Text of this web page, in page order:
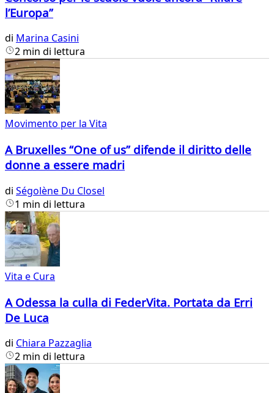
l’Europa”
di Marina Casini
2 min di lettura
Movimento per la Vita
A Bruxelles “One of us” difende il diritto delle
donne a essere madri
di Ségolène Du Closel
1 min di lettura
Vita e Cura
A Odessa la culla di FederVita. Portata da Erri
De Luca
di Chiara Pazzaglia
2 min di lettura